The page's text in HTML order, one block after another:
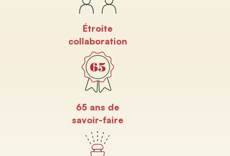
Étroite
collaboration
65 ans de
savoir-faire